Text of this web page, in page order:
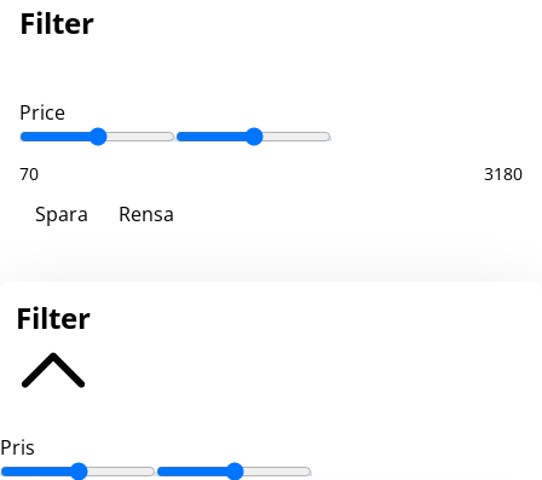
Filter
Price
70 3180
Spara Rensa
Filter
Pris